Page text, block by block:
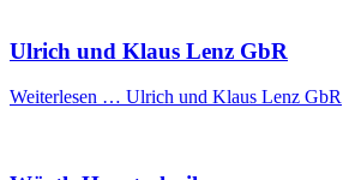
Ulrich und Klaus Lenz GbR
Weiterlesen … Ulrich und Klaus Lenz GbR